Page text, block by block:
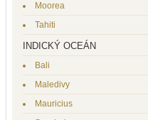
Moorea
Tahiti
INDICKÝ OCEÁN
Bali
Maledivy
Mauricius